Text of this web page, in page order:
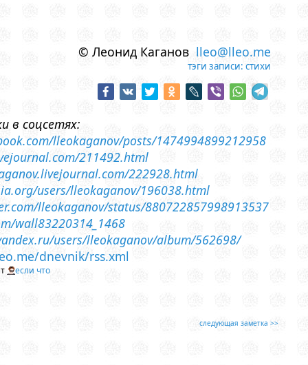
© Леонид Каганов lleo@lleo.me
тэги записи: стихи
в соцсетях:
lleokaganov/posts/1474994899212958
211492.html
222928.html
users/lleokaganov/196038.html
lleokaganov/status/880722857998913537
wall83220314_1468
users/lleokaganov/album/562698/
dnevnik/rss.xml
если что
следующая заметка >>